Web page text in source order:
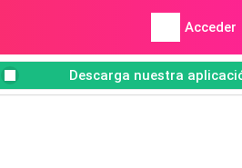
Acceder
Descarga nuestra